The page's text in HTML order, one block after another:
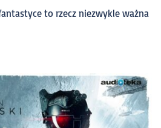
to rzecz niezwykle ważna